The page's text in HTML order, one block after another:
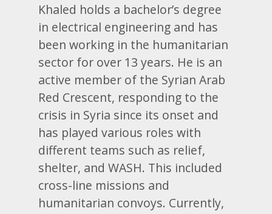
Khaled holds a bachelor’s degree
in electrical engineering and has
been working in the humanitarian
sector for over 13 years. He is an
active member of the Syrian Arab
Red Crescent, responding to the
crisis in Syria since its onset and
has played various roles with
different teams such as relief,
shelter, and WASH. This included
cross-line missions and
humanitarian convoys. Currently,